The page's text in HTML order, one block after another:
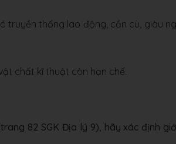
truyền thống lao động, cần cù, giàu
chất kĩ thuật còn hạn chế.
82 SGK Địa lý 9), hãy xác định